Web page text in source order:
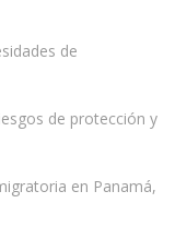
de
de protección y
en Panamá,